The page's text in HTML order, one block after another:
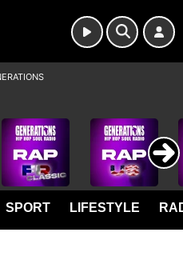
SPORT LIFESTYLE